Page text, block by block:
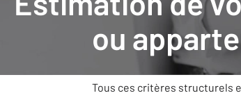
ou
Faire estimer
Vendre un bien nécessite
son environnement
Tous ces critères structurels